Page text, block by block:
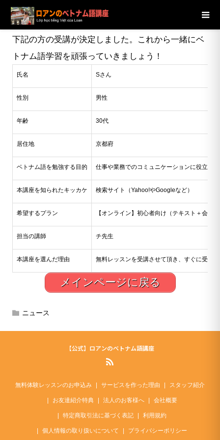
ブログ
ました
下記の方の受講が決定しました。これから一緒にベ
トナム語学習を頑張っていきましょう！
氏名 Sさん
性別 男性
年齢 30代
居住地 京都府
ベトナム語を勉強する目的 仕事や業務でのコミュニケーションに役立て
本講座を知られたキッカケ 検索サイト（Yahoo!やGoogleなど）
希望するプラン 【オンライン】初心者向け（テキスト＋会話）
担当の講師 チ先生
本講座を選んだ理由 無料レッスンを受講させて頂き、すぐに受講
メインページに戻る
ニュース
【公式】ロアンのベトナム語講座
無料体験レッスンのお申込み サービスを作った理由 スタッフ紹介
お友達紹介特典 法人のお客様へ 会社概要
特定商取引法に基づく表記 利用規約
個人情報の取り扱いについて プライバシーポリシー